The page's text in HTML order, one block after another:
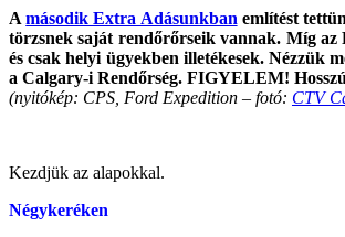
Amásodik Extra Adásunkban említést
törzsnek saját rendőrőrseik vannak. Míg az
és csak helyi ügyekben illetékesek. Nézzük
a Calgary-i Rendőrség. FIGYELEM!
(nyitókép: CPS, Ford Expedition – fotó: CTV
Kezdjük az alapokkal.
Négykeréken